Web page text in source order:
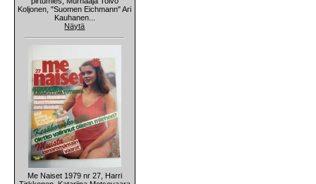
Koljonen, "Suomen Eichmann" Ari
Kauhanen...
Näytä
Me Naiset 1979 nr 27, Harri